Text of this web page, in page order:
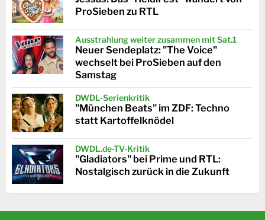
ProSieben zu RTL
Ausstrahlung weiter zusammen mit Sat.1
Neuer Sendeplatz: "The Voice"
wechselt bei ProSieben auf den
Samstag
DWDL-Serienkritik
"München Beats" im ZDF: Techno
statt Kartoffelknödel
DWDL.de-TV-Kritik
"Gladiators" bei Prime und RTL:
Nostalgisch zurück in die Zukunft